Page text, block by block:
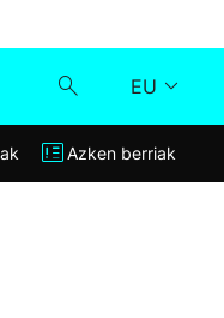
EU
Klisk
Azken berriak